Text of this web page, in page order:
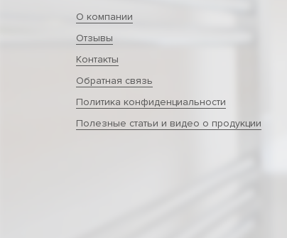
О компании
Отзывы
Контакты
Обратная связь
Политика конфиденциальности
Полезные статьи и видео о продукции